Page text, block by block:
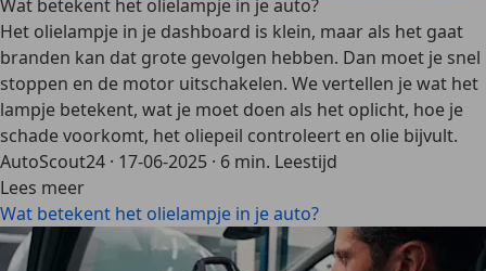
Wat betekent het olielampje in je auto?
Het olielampje in je dashboard is klein, maar als het gaat
branden kan dat grote gevolgen hebben. Dan moet je snel
stoppen en de motor uitschakelen. We vertellen je wat het
lampje betekent, wat je moet doen als het oplicht, hoe je
schade voorkomt, het oliepeil controleert en olie bijvult.
AutoScout24 · 17-06-2025 · 6 min. Leestijd
Lees meer
Wat betekent het olielampje in je auto?